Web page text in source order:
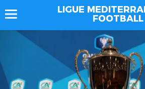
LIGUE
FOOTBALL